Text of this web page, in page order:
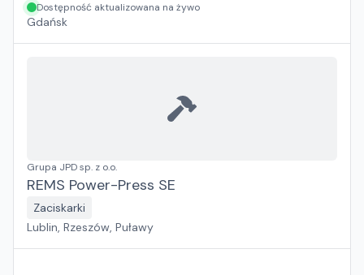
Dostępność aktualizowana na żywo
Gdańsk
Grupa JPD sp. z o.o.
REMS Power-Press SE
Zaciskarki
Lublin, Rzeszów, Puławy